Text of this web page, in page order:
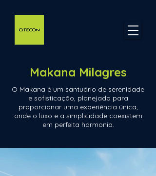
Makana Milagres
O Makana é um santuário de serenidade
e sofisticação, planejado para
proporcionar uma experiência única,
onde o luxo e a simplicidade coexistem
em perfeita harmonia.